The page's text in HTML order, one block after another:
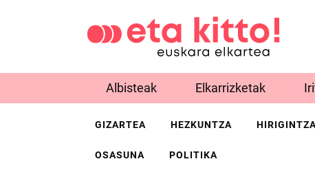
Albisteak Elkarrizketak
GIZARTEA HEZKUNTZA HIRIGINTZA
OSASUNA POLITIKA